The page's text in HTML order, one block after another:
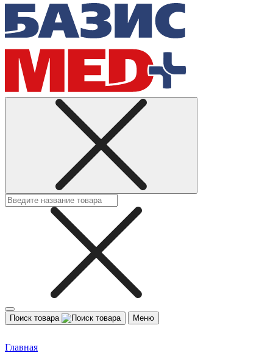
Поиск товара Меню
Главная